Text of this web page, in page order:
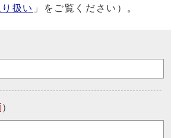
扱い 」をご覧ください）。
）